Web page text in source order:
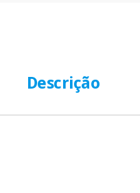
Descrição